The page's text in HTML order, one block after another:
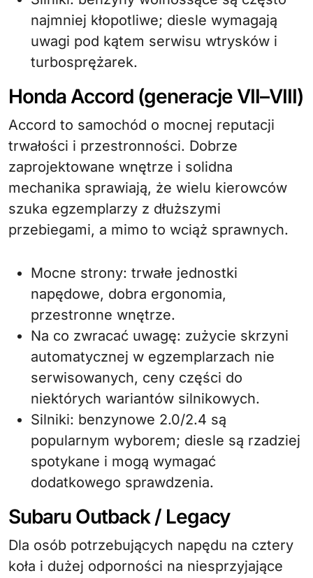
najmniej kłopotliwe; diesle wymagają
uwagi pod kątem serwisu wtrysków i
turbosprężarek.
Honda Accord (generacje VII–VIII)
Accord to samochód o mocnej reputacji
trwałości i przestronności. Dobrze
zaprojektowane wnętrze i solidna
mechanika sprawiają, że wielu kierowców
szuka egzemplarzy z dłuższymi
przebiegami, a mimo to wciąż sprawnych.
Mocne strony: trwałe jednostki
napędowe, dobra ergonomia,
przestronne wnętrze.
Na co zwracać uwagę: zużycie skrzyni
automatycznej w egzemplarzach nie
serwisowanych, ceny części do
niektórych wariantów silnikowych.
Silniki: benzynowe 2.0/2.4 są
popularnym wyborem; diesle są rzadziej
spotykane i mogą wymagać
dodatkowego sprawdzenia.
Subaru Outback / Legacy
Dla osób potrzebujących napędu na cztery
koła i dużej odporności na niesprzyjające